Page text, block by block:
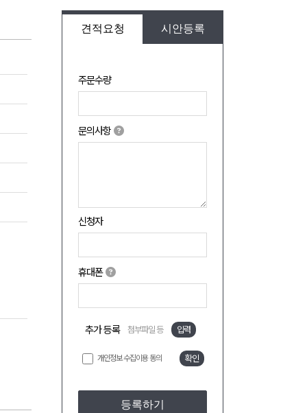
견적요청 시안등록
주문수량
문의사항
신청자
휴대폰
추가 등록 첨부파일 등 입력
개인정보 수집이용 동의 확인
등록하기